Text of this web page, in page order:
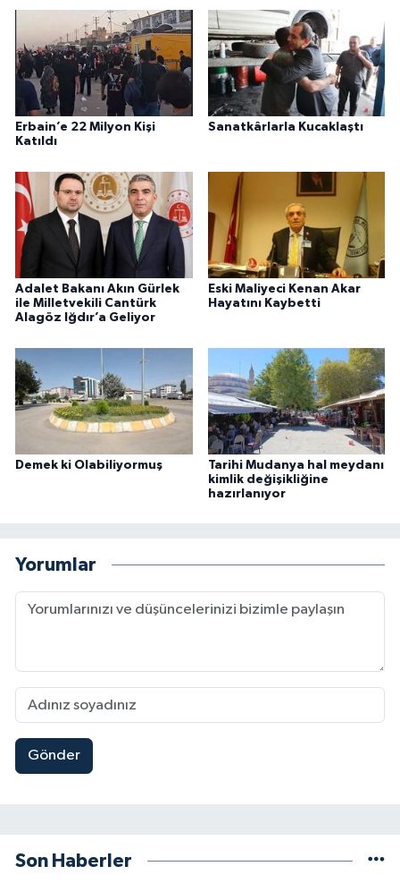
Erbain’e 22 Milyon Kişi
Katıldı
Sanatkârlarla Kucaklaştı
Adalet Bakanı Akın Gürlek
ile Milletvekili Cantürk
Alagöz Iğdır’a Geliyor
Eski Maliyeci Kenan Akar
Hayatını Kaybetti
Demek ki Olabiliyormuş
Tarihi Mudanya hal meydanı
kimlik değişikliğine
hazırlanıyor
Yorumlar
Gönder
Son Haberler